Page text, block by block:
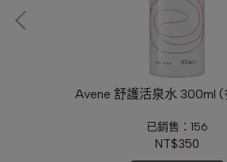
Avene 舒護活泉水 300ml
已銷售：156
NT$350